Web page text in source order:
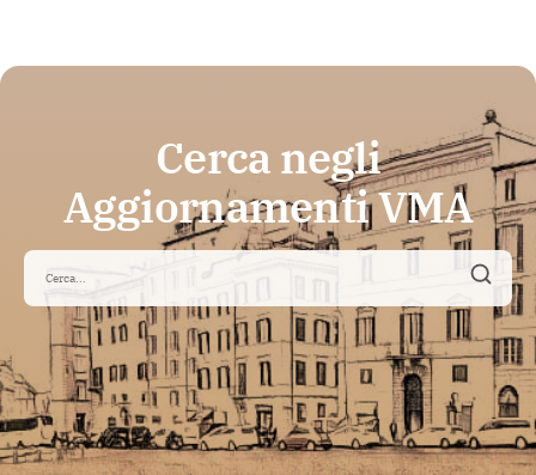
Cerca negli
Aggiornamenti VMA